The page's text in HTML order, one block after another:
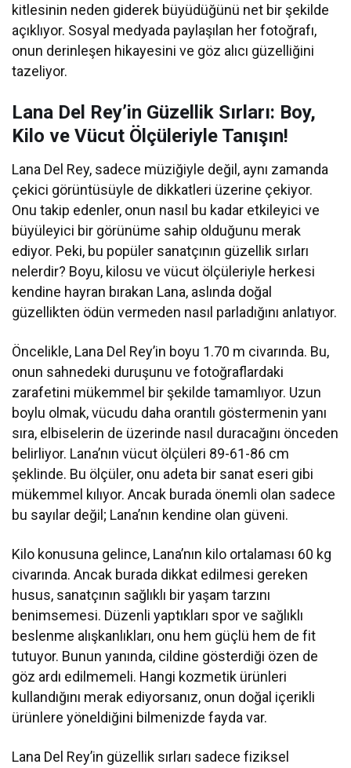
kitlesinin neden giderek büyüdüğünü net bir şekilde
açıklıyor. Sosyal medyada paylaşılan her fotoğrafı,
onun derinleşen hikayesini ve göz alıcı güzelliğini
tazeliyor.
Lana Del Rey’in Güzellik Sırları: Boy,
Kilo ve Vücut Ölçüleriyle Tanışın!
Lana Del Rey, sadece müziğiyle değil, aynı zamanda
çekici görüntüsüyle de dikkatleri üzerine çekiyor.
Onu takip edenler, onun nasıl bu kadar etkileyici ve
büyüleyici bir görünüme sahip olduğunu merak
ediyor. Peki, bu popüler sanatçının güzellik sırları
nelerdir? Boyu, kilosu ve vücut ölçüleriyle herkesi
kendine hayran bırakan Lana, aslında doğal
güzellikten ödün vermeden nasıl parladığını anlatıyor.
Öncelikle, Lana Del Rey’in boyu 1.70 m civarında. Bu,
onun sahnedeki duruşunu ve fotoğraflardaki
zarafetini mükemmel bir şekilde tamamlıyor. Uzun
boylu olmak, vücudu daha orantılı göstermenin yanı
sıra, elbiselerin de üzerinde nasıl duracağını önceden
belirliyor. Lana’nın vücut ölçüleri 89-61-86 cm
şeklinde. Bu ölçüler, onu adeta bir sanat eseri gibi
mükemmel kılıyor. Ancak burada önemli olan sadece
bu sayılar değil; Lana’nın kendine olan güveni.
Kilo konusuna gelince, Lana’nın kilo ortalaması 60 kg
civarında. Ancak burada dikkat edilmesi gereken
husus, sanatçının sağlıklı bir yaşam tarzını
benimsemesi. Düzenli yaptıkları spor ve sağlıklı
beslenme alışkanlıkları, onu hem güçlü hem de fit
tutuyor. Bunun yanında, cildine gösterdiği özen de
göz ardı edilmemeli. Hangi kozmetik ürünleri
kullandığını merak ediyorsanız, onun doğal içerikli
ürünlere yöneldiğini bilmenizde fayda var.
Lana Del Rey’in güzellik sırları sadece fiziksel